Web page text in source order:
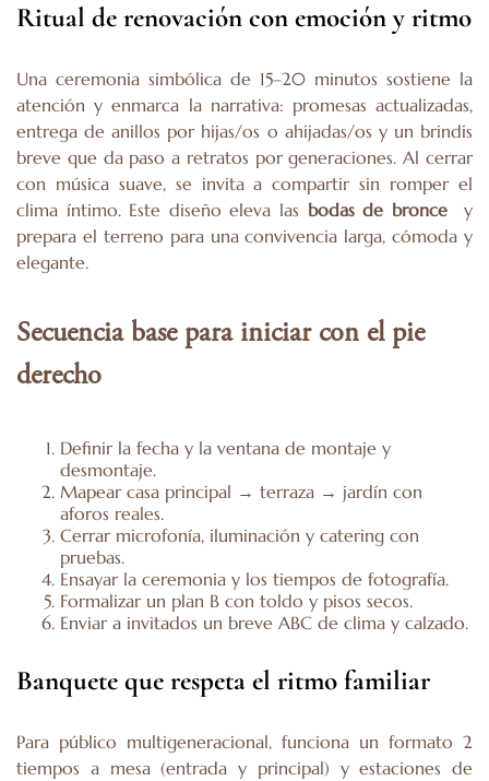
Ritual de renovación con emoción y ritmo
Una ceremonia simbólica de 15–20 minutos sostiene la
atención y enmarca la narrativa: promesas actualizadas,
entrega de anillos por hijas/os o ahijadas/os y un brindis
breve que da paso a retratos por generaciones. Al cerrar
con música suave, se invita a compartir sin romper el
clima íntimo. Este diseño eleva las bodas de broncey
prepara el terreno para una convivencia larga, cómoda y
elegante.
Secuencia base para iniciar con el pie
derecho
Definir la fecha y la ventana de montaje y
desmontaje.
Mapear casa principal → terraza → jardín con
aforos reales.
Cerrar microfonía, iluminación y catering con
pruebas.
Ensayar la ceremonia y los tiempos de fotografía.
Formalizar un plan B con toldo y pisos secos.
Enviar a invitados un breve ABC de clima y calzado.
Banquete que respeta el ritmo familiar
Para público multigeneracional, funciona un formato 2
tiempos a mesa (entrada y principal) y estaciones de